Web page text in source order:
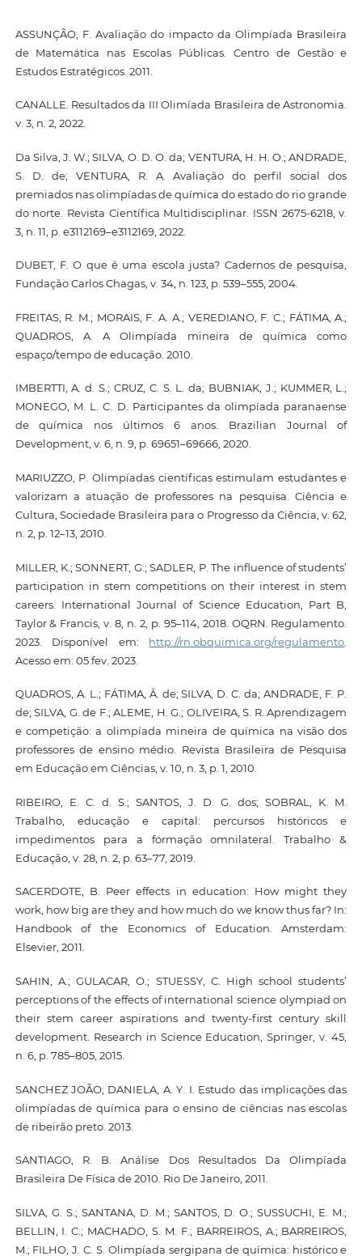
ASSUNÇÃO, F. Avaliação do impacto da Olimpíada Brasileira
de Matemática nas Escolas Públicas. Centro de Gestão e
Estudos Estratégicos. 2011.
CANALLE. Resultados da III Olimíada Brasileira de Astronomia.
v. 3, n. 2, 2022.
Da Silva, J. W.; SILVA, O. D. O. da; VENTURA, H. H. O.; ANDRADE,
S. D. de; VENTURA, R. A. Avaliação do perfil social dos
premiados nas olimpíadas de química do estado do rio grande
do norte. Revista Científica Multidisciplinar. ISSN 2675-6218, v.
3, n. 11, p. e3112169–e3112169, 2022.
DUBET, F. O que é uma escola justa? Cadernos de pesquisa,
Fundação Carlos Chagas, v. 34, n. 123, p. 539–555, 2004.
FREITAS, R. M.; MORAIS, F. A. A.; VEREDIANO, F. C.; FÁTIMA, A.;
QUADROS, A. A Olimpíada mineira de química como
espaço/tempo de educação. 2010.
IMBERTTI, A. d. S.; CRUZ, C. S. L. da; BUBNIAK, J.; KUMMER, L.;
MONEGO, M. L. C. D. Participantes da olimpíada paranaense
de química nos últimos 6 anos. Brazilian Journal of
Development, v. 6, n. 9, p. 69651–69666, 2020.
MARIUZZO, P. Olimpíadas científicas estimulam estudantes e
valorizam a atuação de professores na pesquisa. Ciência e
Cultura, Sociedade Brasileira para o Progresso da Ciência, v. 62,
n. 2, p. 12–13, 2010.
MILLER, K.; SONNERT, G.; SADLER, P. The influence of students’
participation in stem competitions on their interest in stem
careers. International Journal of Science Education, Part B,
Taylor & Francis, v. 8, n. 2, p. 95–114, 2018. OQRN. Regulamento.
2023. Disponível em: http://rn.obquimica.org/regulamento
Acesso em: 05 fev. 2023.
QUADROS, A. L.; FÁTIMA, Â. de; SILVA, D. C. da; ANDRADE, F. P.
de; SILVA, G. de F.; ALEME, H. G.; OLIVEIRA, S. R. Aprendizagem
e competição: a olimpíada mineira de química na visão dos
professores de ensino médio. Revista Brasileira de Pesquisa
em Educação em Ciências, v. 10, n. 3, p. 1, 2010.
RIBEIRO, E. C. d. S.; SANTOS, J. D. G. dos; SOBRAL, K. M.
Trabalho, educação e capital: percursos históricos e
impedimentos para a formação omnilateral. Trabalho &
Educação, v. 28, n. 2, p. 63–77, 2019.
SACERDOTE, B. Peer effects in education: How might they
work, how big are they and how much do we know thus far? In:
Handbook of the Economics of Education. Amsterdam:
Elsevier, 2011.
SAHIN, A.; GULACAR, O.; STUESSY, C. High school students’
perceptions of the effects of international science olympiad on
their stem career aspirations and twenty-first century skill
development. Research in Science Education, Springer, v. 45,
n. 6, p. 785–805, 2015.
SANCHEZ JOÃO; DANIELA, A. Y. I. Estudo das implicações das
olimpíadas de química para o ensino de ciências nas escolas
de ribeirão preto. 2013.
SANTIAGO, R. B. Análise Dos Resultados Da Olimpíada
Brasileira De Física de 2010. Rio De Janeiro, 2011.
SILVA, G. S.; SANTANA, D. M.; SANTOS, D. O.; SUSSUCHI, E. M.;
BELLIN, I. C.; MACHADO, S. M. F.; BARREIROS, A.; BARREIROS,
M.; FILHO, J. C. S. Olimpíada sergipana de química: histórico e